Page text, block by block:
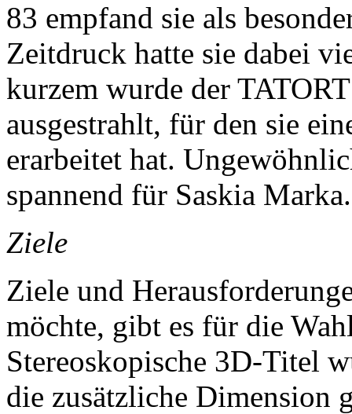
83 empfand sie als
Zeitdruck hatte sie dabei
kurzem wurde der
ausgestrahlt, für den sie
erarbeitet hat.
spannend für Saskia Marka.
Ziele
Ziele und
möchte, gibt es für die
Stereoskopische 3D-Titel
die zusätzliche Dimension